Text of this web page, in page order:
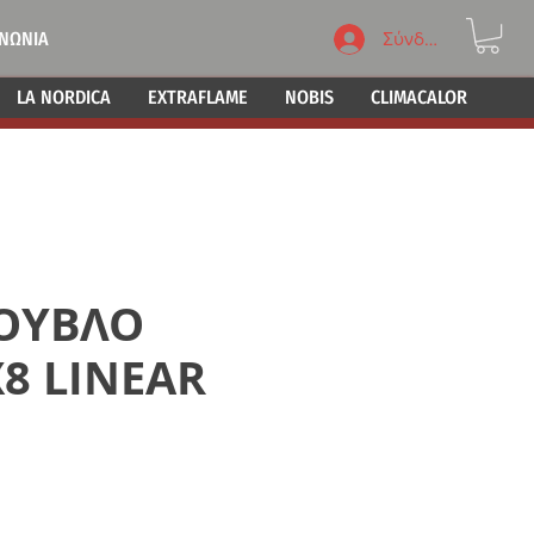
Σύνδεση
LA NORDICA EXTRAFLAME NOBIS CLIMACALOR
LINEAR